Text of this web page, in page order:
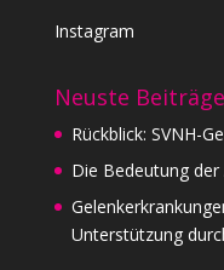
Instagram
Neuste Beiträge
Rückblick: SVNH-
Die Bedeutung
Unterstützung